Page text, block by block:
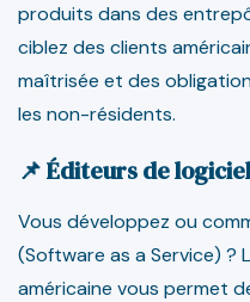
produits dans des
ciblez des clients
maîtrisée et des
les non-résidents.
📌 Éditeurs de
Vous développez ou
(Software as a Service)
américaine vous permet